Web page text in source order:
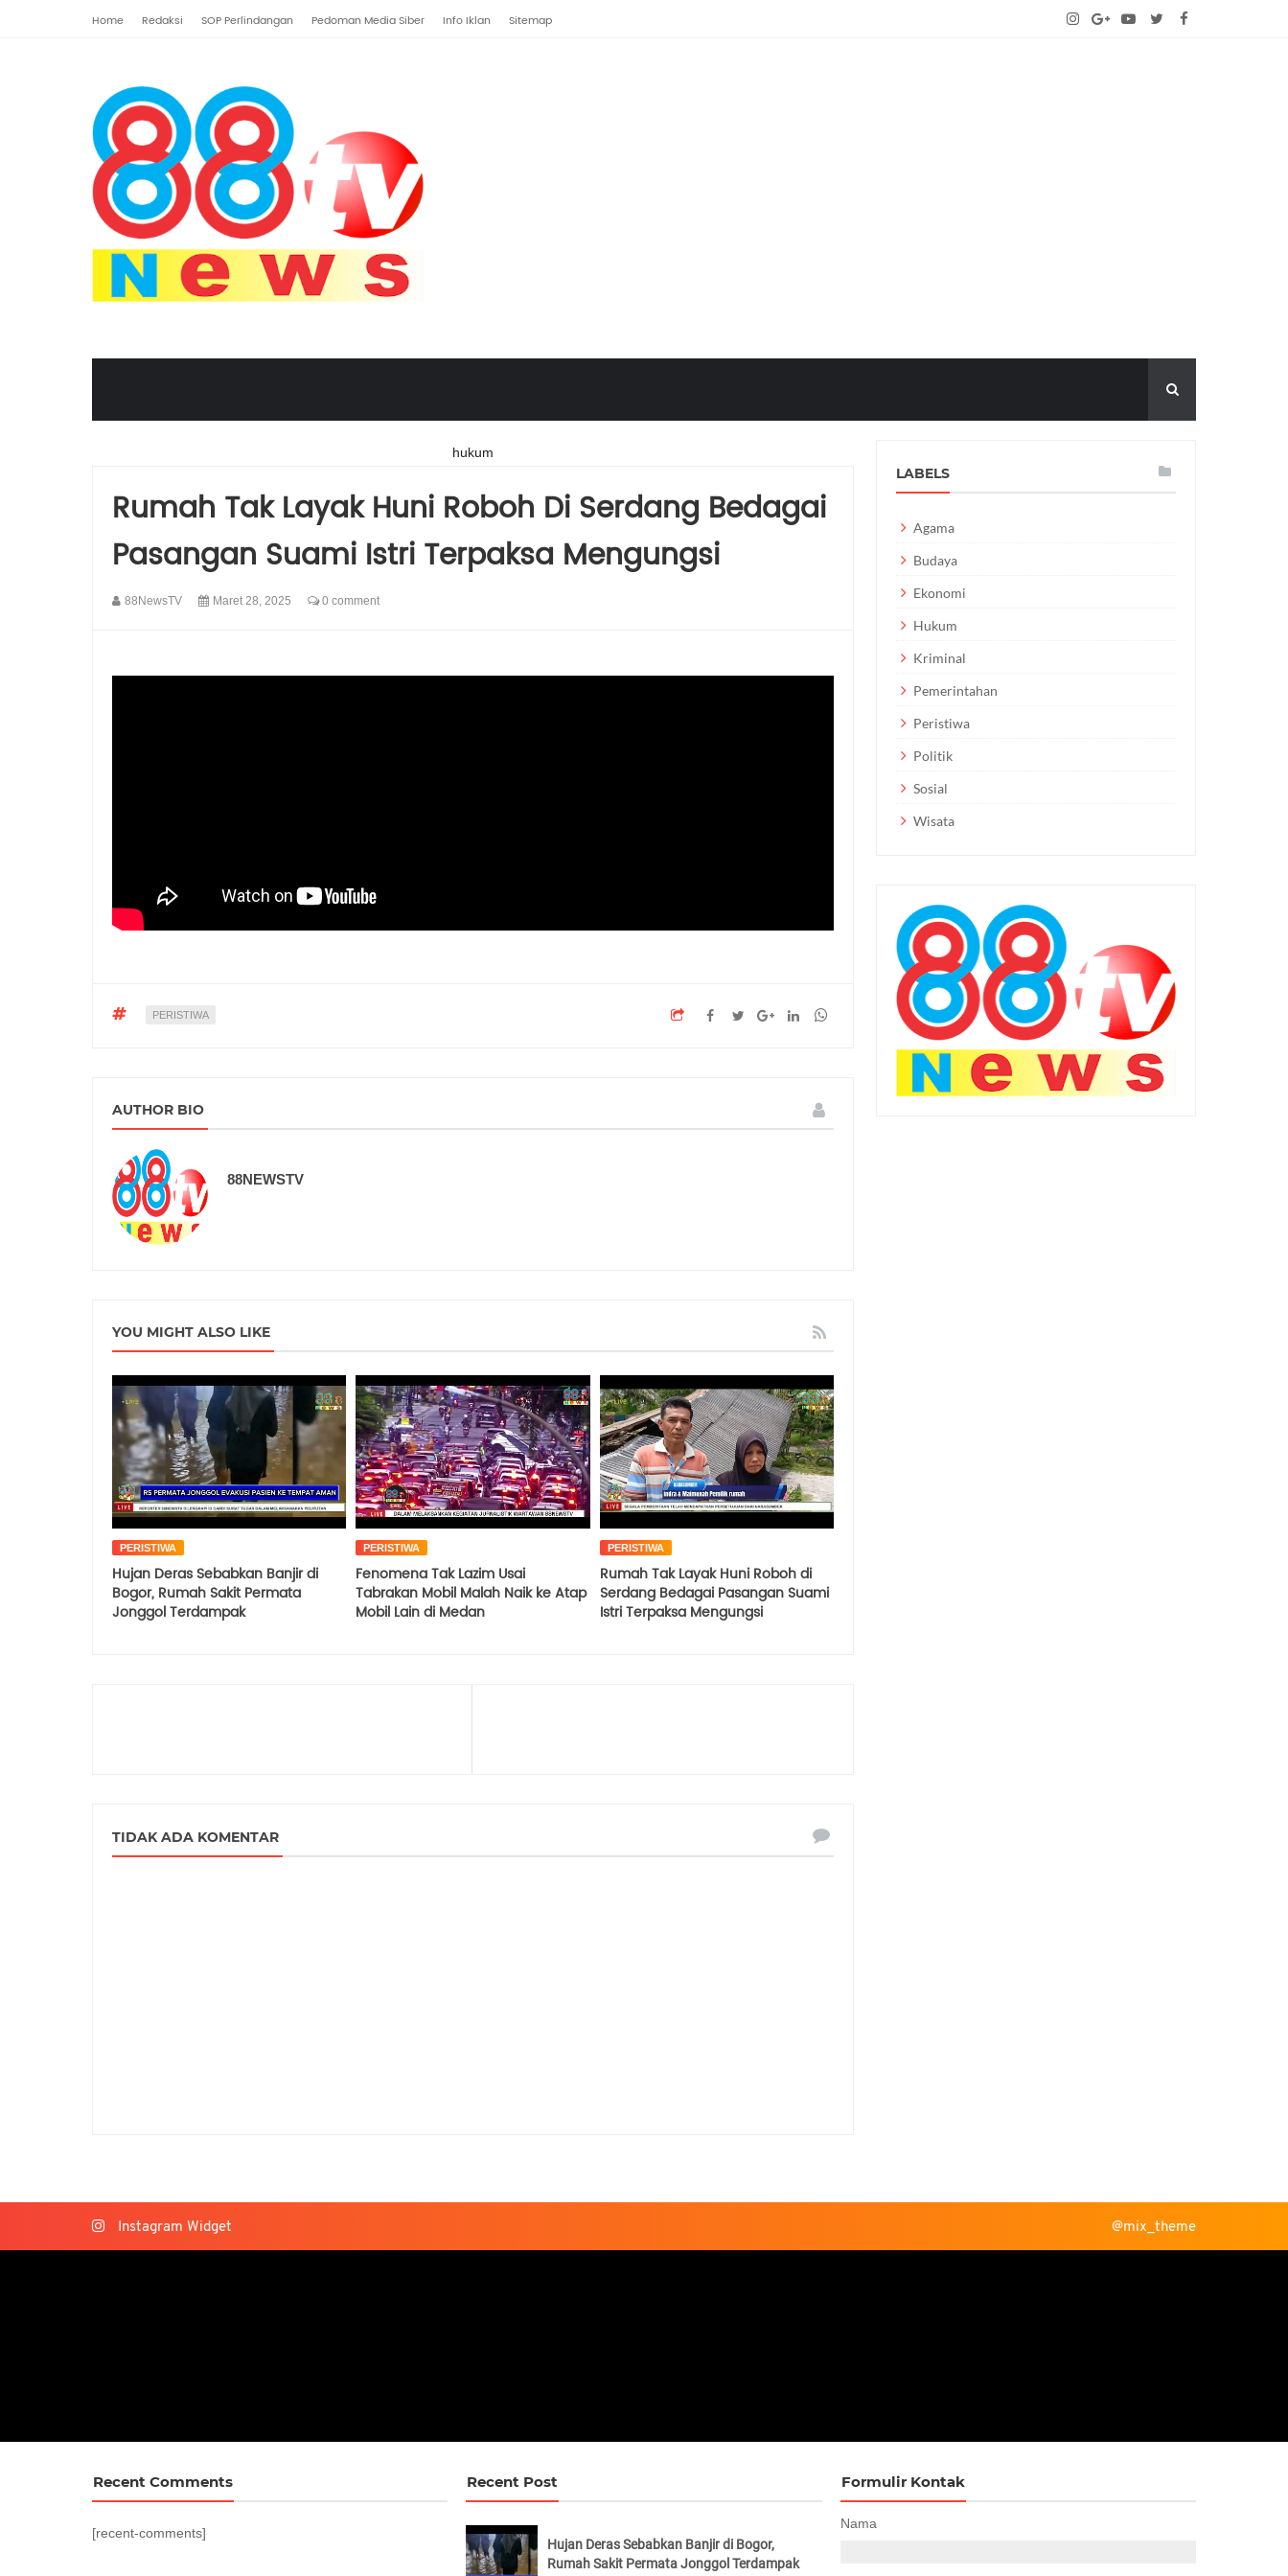
Home Redaksi SOP Perlindangan Pedoman Media Siber Info Iklan Sitemap
hukum
Rumah Tak Layak Huni Roboh Di Serdang Bedagai
Pasangan Suami Istri Terpaksa Mengungsi
88NewsTV Maret 28, 2025 0 comment
PERISTIWA
AUTHOR BIO
88NEWSTV
YOU MIGHT ALSO LIKE
PERISTIWA
Hujan Deras Sebabkan Banjir di
Bogor, Rumah Sakit Permata
Jonggol Terdampak
PERISTIWA
Fenomena Tak Lazim Usai
Tabrakan Mobil Malah Naik ke Atap
Mobil Lain di Medan
PERISTIWA
Rumah Tak Layak Huni Roboh di
Serdang Bedagai Pasangan Suami
Istri Terpaksa Mengungsi
TIDAK ADA KOMENTAR
LABELS
Agama
Budaya
Ekonomi
Hukum
Kriminal
Pemerintahan
Peristiwa
Politik
Sosial
Wisata
Instagram Widget @mix_theme
Recent Comments
[recent-comments]
Recent Post
Hujan Deras Sebabkan Banjir di Bogor,
Rumah Sakit Permata Jonggol Terdampak
Formulir Kontak
Nama